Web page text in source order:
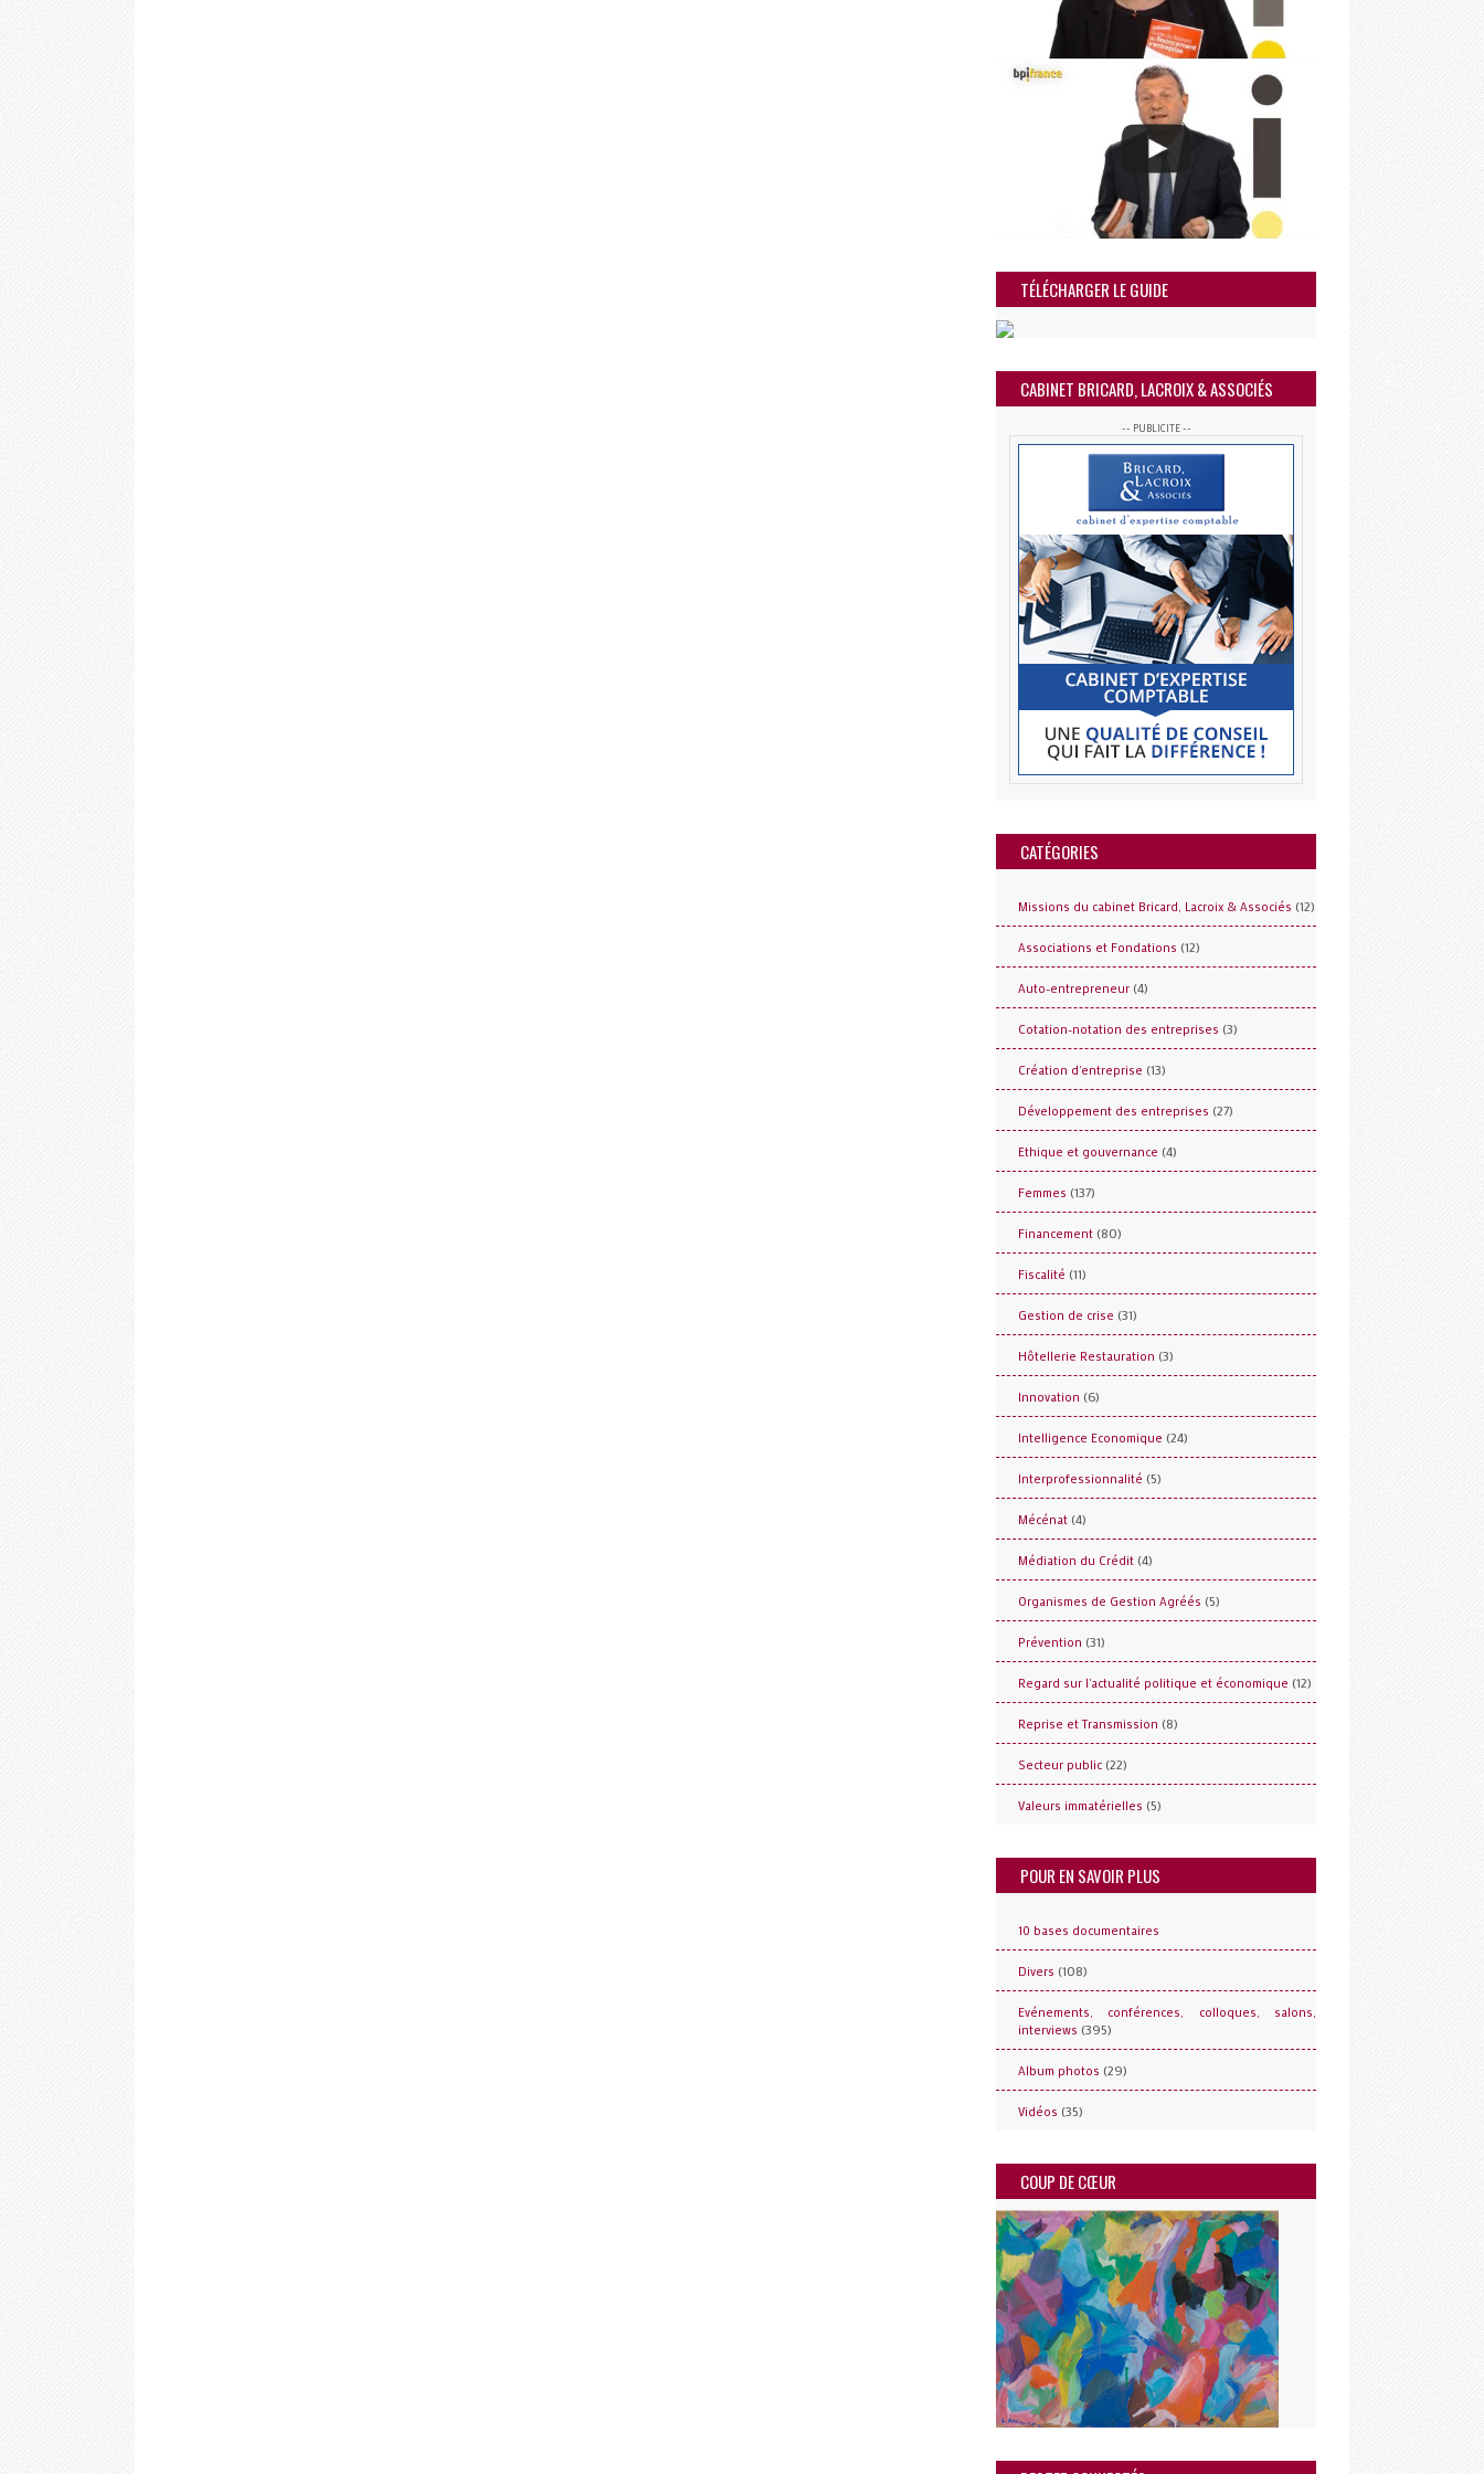
TÉLÉCHARGER LE GUIDE
CABINET BRICARD, LACROIX & ASSOCIÉS
-- PUBLICITE --
CATÉGORIES
Missions du cabinet Bricard, Lacroix & Associés (12)
Associations et Fondations (12)
Auto-entrepreneur (4)
Cotation-notation des entreprises (3)
Création d'entreprise (13)
Développement des entreprises (27)
Ethique et gouvernance (4)
Femmes (137)
Financement (80)
Fiscalité (11)
Gestion de crise (31)
Hôtellerie Restauration (3)
Innovation (6)
Intelligence Economique (24)
Interprofessionnalité (5)
Mécénat (4)
Médiation du Crédit (4)
Organismes de Gestion Agréés (5)
Prévention (31)
Regard sur l'actualité politique et économique (12)
Reprise et Transmission (8)
Secteur public (22)
Valeurs immatérielles (5)
POUR EN SAVOIR PLUS
10 bases documentaires
Divers (108)
Evénements, conférences, colloques, salons,
interviews (395)
Album photos (29)
Vidéos (35)
COUP DE CŒUR